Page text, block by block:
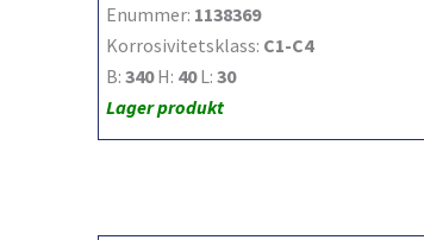
Enummer: 1138369
Korrosivitetsklass: C1-C4
B: 340H: 40L: 30
Lager produkt